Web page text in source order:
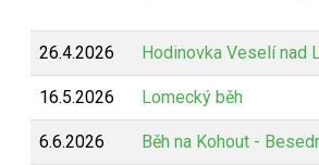
26.4.2026 Hodinovka Veselí nad
16.5.2026 Lomecký běh
6.6.2026 Běh na Kohout -